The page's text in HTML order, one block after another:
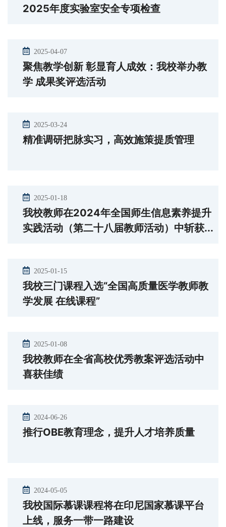
2025年度实验室安全专项检查 ​
2025-04-07
聚焦教学创新 彰显育人成效：我校举办教
学 成果奖评选活动
2025-03-24
精准调研把脉实习，高效施策提质管理
2025-01-18
我校教师在2024年全国师生信息素养提升
实践活动（第二十八届教师活动）中斩获...
2025-01-15
我校三门课程入选“全国高质量医学教师教
学发展 在线课程”
2025-01-08
我校教师在全省高校优秀教案评选活动中
喜获佳绩
2024-06-26
推行OBE教育理念，提升人才培养质量
2024-05-05
我校国际慕课课程将在印尼国家慕课平台
上线，服务一带一路建设